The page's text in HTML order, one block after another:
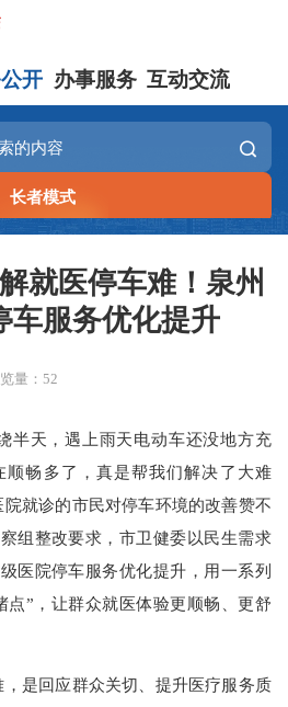
开 办事服务 互动交流
长者模式
就医停车难！泉州
车服务优化提升
量：52
天，遇上雨天电动车还没地方充
顺畅多了，真是帮我们解决了大难
就诊的市民对停车环境的改善赞不
组整改要求，市卫健委以民生需求
医院停车服务优化提升，用一系列
点”，让群众就医体验更顺畅、更舒
是回应群众关切、提升医疗服务质